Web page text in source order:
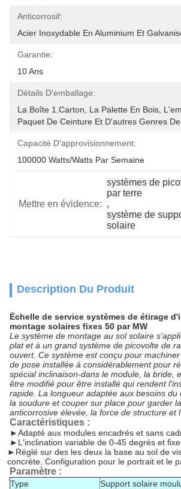
Anticorrosif:
Acier Inoxydable En Aluminium Et
Garantie:
10 Ans
Détails D'emballage:
La Boîte 1.Carton, La Palette En Bois,
Paquet De Ceinture Et D'autres Genres
Capacité D'approvisionnement:
100000 Watts/watts Par Semaine
Mettre en évidence:
systèmes de
par terre
,
système de
solaire
Description Du Produit
Échelle de service systèmes de étirage
montage solaires fixes 50 par MW
Le système de montage au sol solaire
plat et à un grand système de picovolte de
ouvert. Ce système est conçu pour
de pose installée à considérablement pour
spécial inclinaison-dans le module, la bride,
être modifié pour être installé qui rendent
rapide. La longueur adaptée aux besoins du
la soudure et couper sur place pour garder
anticorrosive élevée, la force de structure et
Caractéristiques :
►Adapté aux modules encadrés et sans
►L'inclination variable de 0-45 degrés et fixe
►Réglé sur des les deux la base au sol de
concrète. Configuration pour le portrait et le
Paramètre :
Type Support solaire